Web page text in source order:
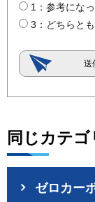
1：参考にな
3：どちらと
同じカテ
ゼロカー